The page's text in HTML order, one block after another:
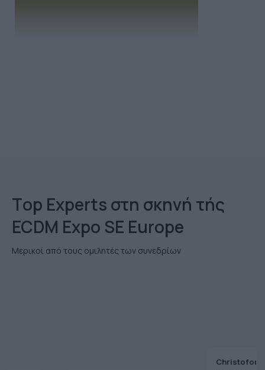
Τop Εxperts στη σκηνή τής
ECDM Expo SE Europe